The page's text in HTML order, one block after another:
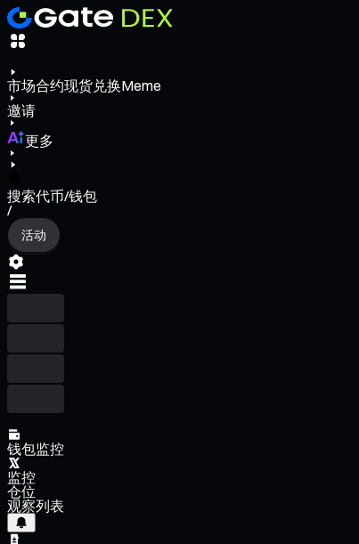
市场合约现货兑换Meme
邀请
更多
搜索代币/钱包
/
活动
钱包监控
监控
仓位
观察列表